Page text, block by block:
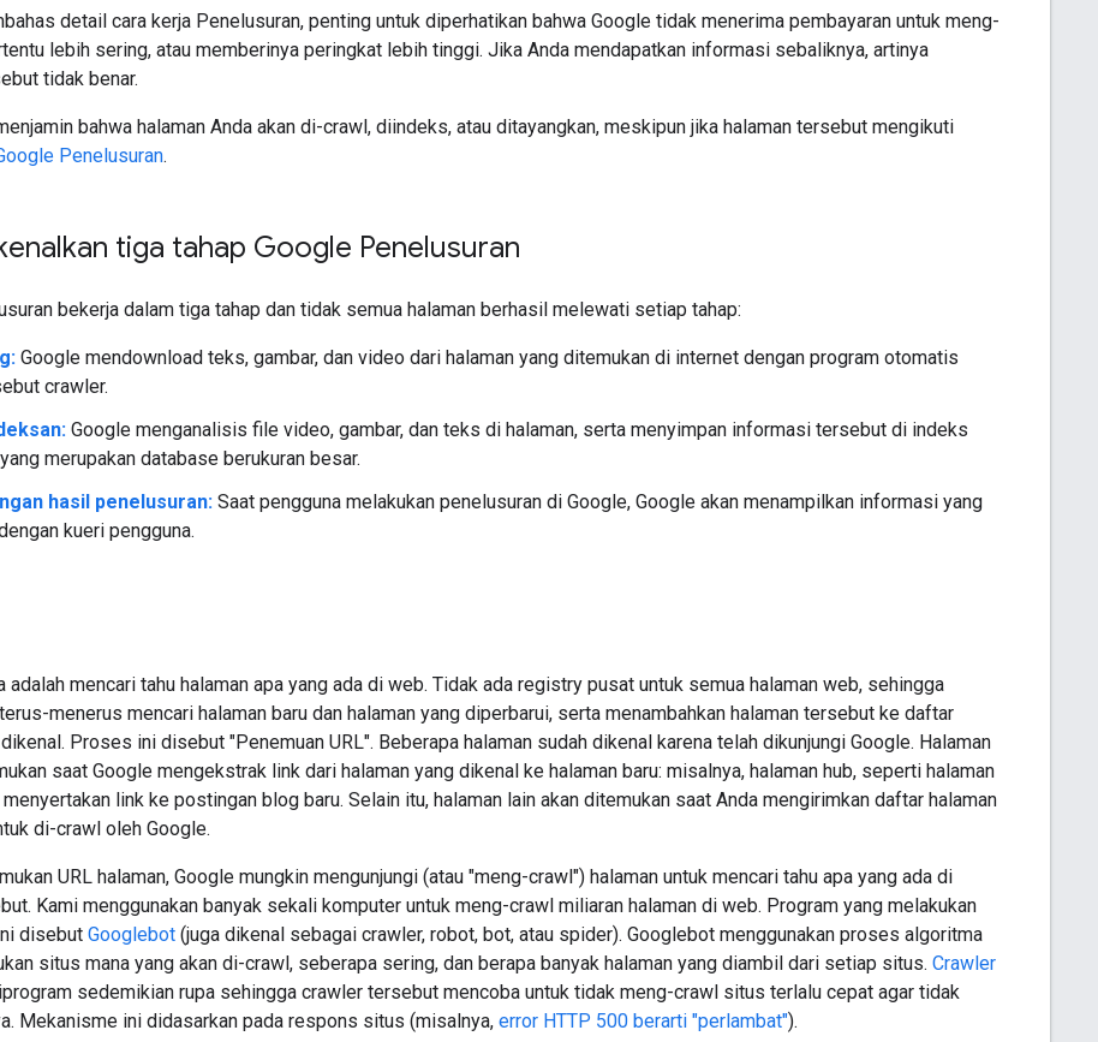
detail cara kerja Penelusuran, penting untuk diperhatikan bahwa Google tidak menerima pembayaran untuk meng-
lebih sering, atau memberinya peringkat lebih tinggi. Jika Anda mendapatkan informasi sebaliknya, artinya
tidak benar.
bahwa halaman Anda akan di-crawl, diindeks, atau ditayangkan, meskipun jika halaman tersebut mengikuti
Penelusuran.
tiga tahap Google Penelusuran
bekerja dalam tiga tahap dan tidak semua halaman berhasil melewati setiap tahap:
Google mendownload teks, gambar, dan video dari halaman yang ditemukan di internet dengan program otomatis
crawler.
Google menganalisis file video, gambar, dan teks di halaman, serta menyimpan informasi tersebut di indeks
yang merupakan database berukuran besar.
hasil penelusuran: Saat pengguna melakukan penelusuran di Google, Google akan menampilkan informasi yang
dengan kueri pengguna.
adalah mencari tahu halaman apa yang ada di web. Tidak ada registry pusat untuk semua halaman web, sehingga
terus-menerus mencari halaman baru dan halaman yang diperbarui, serta menambahkan halaman tersebut ke daftar
dikenal. Proses ini disebut "Penemuan URL". Beberapa halaman sudah dikenal karena telah dikunjungi Google. Halaman
saat Google mengekstrak link dari halaman yang dikenal ke halaman baru: misalnya, halaman hub, seperti halaman
menyertakan link ke postingan blog baru. Selain itu, halaman lain akan ditemukan saat Anda mengirimkan daftar halaman
di-crawl oleh Google.
URL halaman, Google mungkin mengunjungi (atau "meng-crawl") halaman untuk mencari tahu apa yang ada di
Kami menggunakan banyak sekali komputer untuk meng-crawl miliaran halaman di web. Program yang melakukan
disebut Googlebot (juga dikenal sebagai crawler, robot, bot, atau spider). Googlebot menggunakan proses algoritma
situs mana yang akan di-crawl, seberapa sering, dan berapa banyak halaman yang diambil dari setiap situs. Crawler
sedemikian rupa sehingga crawler tersebut mencoba untuk tidak meng-crawl situs terlalu cepat agar tidak
Mekanisme ini didasarkan pada respons situs (misalnya, error HTTP 500 berarti "perlambat").